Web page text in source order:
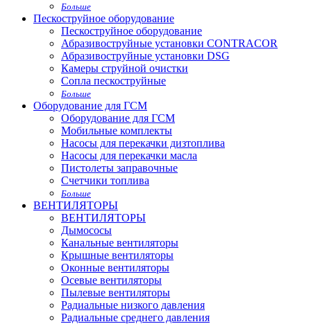
Больше
Пескоструйное оборудование
Пескоструйное оборудование
Абразивоструйные установки CONTRACOR
Абразивоструйные установки DSG
Камеры струйной очистки
Сопла пескоструйные
Больше
Оборудование для ГСМ
Оборудование для ГСМ
Мобильные комплекты
Насосы для перекачки дизтоплива
Насосы для перекачки масла
Пистолеты заправочные
Счетчики топлива
Больше
ВЕНТИЛЯТОРЫ
ВЕНТИЛЯТОРЫ
Дымососы
Канальные вентиляторы
Крышные вентиляторы
Оконные вентиляторы
Осевые вентиляторы
Пылевые вентиляторы
Радиальные низкого давления
Радиальные среднего давления